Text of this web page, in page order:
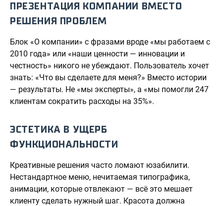
ПРЕЗЕНТАЦИЯ КОМПАНИИ ВМЕСТО
РЕШЕНИЯ ПРОБЛЕМ
Блок «О компании» с фразами вроде «мы работаем с
2010 года» или «наши ценности — инновации и
честность» никого не убеждают. Пользователь хочет
знать: «Что вы сделаете для меня?» Вместо истории
— результаты. Не «мы эксперты», а «мы помогли 247
клиентам сократить расходы на 35%».
ЭСТЕТИКА В УЩЕРБ
ФУНКЦИОНАЛЬНОСТИ
Креативные решения часто ломают юзабилити.
Нестандартное меню, нечитаемая типографика,
анимации, которые отвлекают — всё это мешает
клиенту сделать нужный шаг. Красота должна